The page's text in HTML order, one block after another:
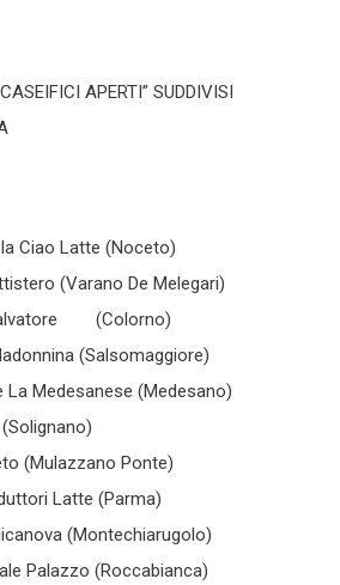
APERTI” SUDDIVISI
Ciao Latte (Noceto)
(Varano De Melegari)
(Colorno)
(Salsomaggiore)
La Medesanese (Medesano)
(Mulazzano Ponte)
Latte (Parma)
(Montechiarugolo)
Palazzo (Roccabianca)